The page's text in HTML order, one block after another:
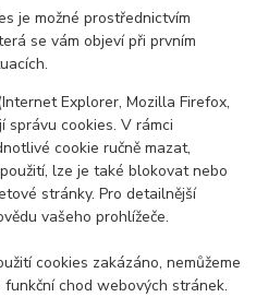
je možné prostřednictvím
se vám objeví při prvním
Explorer, Mozilla Firefox,
správu cookies. V rámci
cookie ručně mazat,
lze je také blokovat nebo
stránky. Pro detailnější
vašeho prohlížeče.
cookies zakázáno, nemůžeme
chod webových stránek.